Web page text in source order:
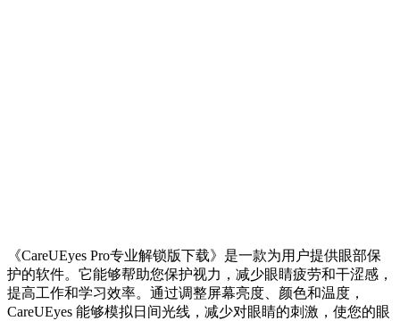
《CareUEyes Pro专业解锁版下载》是一款为用户提供眼部保
护的软件。它能够帮助您保护视力，减少眼睛疲劳和干涩感，
提高工作和学习效率。通过调整屏幕亮度、颜色和温度，
CareUEyes 能够模拟日间光线，减少对眼睛的刺激，使您的眼